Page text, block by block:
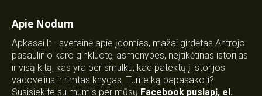
Apie Nodum
Apkasai.lt - svetainė apie įdomias, mažai girdėtas Antrojo
pasaulinio karo ginkluotę, asmenybes, neįtikėtinas istorijas
ir visą kitą, kas yra per smulku, kad patektų į istorijos
vadovėlius ir rimtas knygas. Turite ką papasakoti?
Susisiekite su mumis per mūsų Facebook puslapį, el.